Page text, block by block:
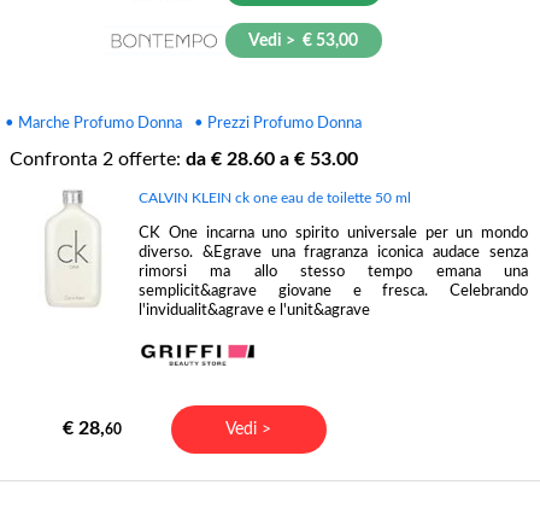
Vedi > € 53,00
• Marche Profumo Donna • Prezzi Profumo Donna
Confronta 2 offerte: da € 28.60 a € 53.00
CALVIN KLEIN ck one eau de toilette 50 ml
CK One incarna uno spirito universale per un mondo
diverso. &Egrave una fragranza iconica audace senza
rimorsi ma allo stesso tempo emana una
semplicit&agrave giovane e fresca. Celebrando
l'invidualit&agrave e l'unit&agrave
€ 28,60 Vedi >